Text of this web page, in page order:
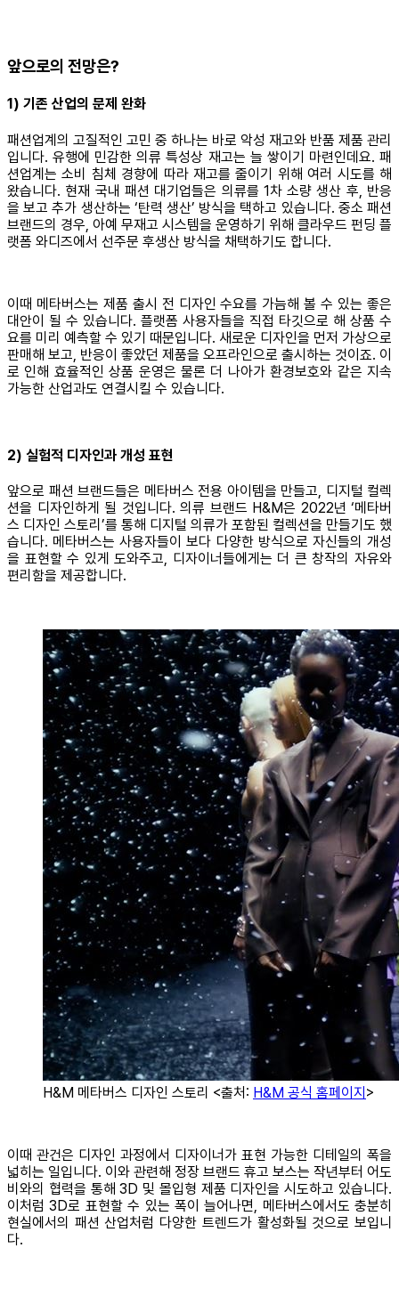
앞으로의 전망은?
1) 기존 산업의 문제 완화
패션업계의 고질적인 고민 중 하나는 바로 악성 재고와 반품 제품 관리
입니다. 유행에 민감한 의류 특성상 재고는 늘 쌓이기 마련인데요. 패
션업계는 소비 침체 경향에 따라 재고를 줄이기 위해 여러 시도를 해
왔습니다. 현재 국내 패션 대기업들은 의류를 1차 소량 생산 후, 반응
을 보고 추가 생산하는 ‘탄력 생산’ 방식을 택하고 있습니다. 중소 패션
브랜드의 경우, 아예 무재고 시스템을 운영하기 위해 클라우드 펀딩 플
랫폼 와디즈에서 선주문 후생산 방식을 채택하기도 합니다.
이때 메타버스는 제품 출시 전 디자인 수요를 가늠해 볼 수 있는 좋은
대안이 될 수 있습니다. 플랫폼 사용자들을 직접 타깃으로 해 상품 수
요를 미리 예측할 수 있기 때문입니다. 새로운 디자인을 먼저 가상으로
판매해 보고, 반응이 좋았던 제품을 오프라인으로 출시하는 것이죠. 이
로 인해 효율적인 상품 운영은 물론 더 나아가 환경보호와 같은 지속
가능한 산업과도 연결시킬 수 있습니다.
2) 실험적 디자인과 개성 표현
앞으로 패션 브랜드들은 메타버스 전용 아이템을 만들고, 디지털 컬렉
션을 디자인하게 될 것입니다. 의류 브랜드 H&M은 2022년 ‘메타버
스 디자인 스토리’를 통해 디지털 의류가 포함된 컬렉션을 만들기도 했
습니다. 메타버스는 사용자들이 보다 다양한 방식으로 자신들의 개성
을 표현할 수 있게 도와주고, 디자이너들에게는 더 큰 창작의 자유와
편리함을 제공합니다.
H&M 메타버스 디자인 스토리 <출처: H&M 공식 홈페이지>
이때 관건은 디자인 과정에서 디자이너가 표현 가능한 디테일의 폭을
넓히는 일입니다. 이와 관련해 정장 브랜드 휴고 보스는 작년부터 어도
비와의 협력을 통해 3D 및 몰입형 제품 디자인을 시도하고 있습니다.
이처럼 3D로 표현할 수 있는 폭이 늘어나면, 메타버스에서도 충분히
현실에서의 패션 산업처럼 다양한 트렌드가 활성화될 것으로 보입니
다.